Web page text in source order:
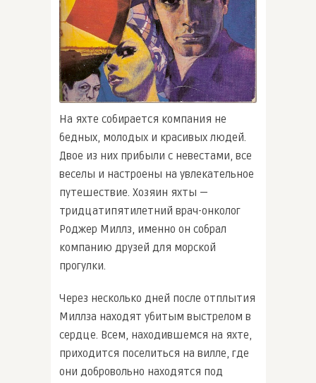
На яхте собирается компания не
бедных, молодых и красивых людей.
Двое из них прибыли с невестами, все
веселы и настроены на увлекательное
путешествие. Хозяин яхты —
тридцатипятилетний врач-онколог
Роджер Миллз, именно он собрал
компанию друзей для морской
прогулки.
Через несколько дней после отплытия
Миллза находят убитым выстрелом в
сердце. Всем, находившемся на яхте,
приходится поселиться на вилле, где
они добровольно находятся под